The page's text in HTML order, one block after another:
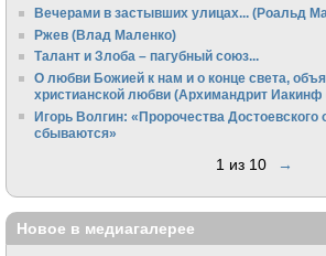
Вечерами в застывших улицах... (Роальд
Ржев (Влад Маленко)
Талант и Злоба – пагубный союз...
О любви Божией к нам и о конце света,
христианской любви (Архимандрит Иакинф
Игорь Волгин: «Пророчества Достоевского
сбываются»
1 из 10 →
Новое в медиагалерее